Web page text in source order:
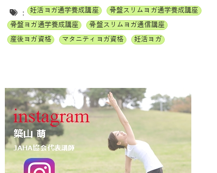
: 妊活ヨガ通学養成講座
骨盤スリムヨガ通学養成講座
骨盤ヨガ通学養成講座
骨盤スリムヨガ通信講座
産後ヨガ資格
マタニティヨガ資格 妊活ヨガ